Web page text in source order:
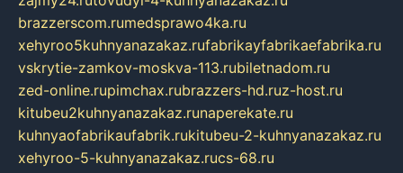
brazzerscom.rumedsprawo4ka.ru
xehyroo5kuhnyanazakaz.rufabrikayfabrikaefabrika.ru
vskrytie-zamkov-moskva-113.rubiletnadom.ru
zed-online.rupimchax.rubrazzers-hd.ruz-host.ru
kitubeu2kuhnyanazakaz.runaperekate.ru
kuhnyaofabrikaufabrik.rukitubeu-2-kuhnyanazakaz.ru
xehyroo-5-kuhnyanazakaz.rucs-68.ru